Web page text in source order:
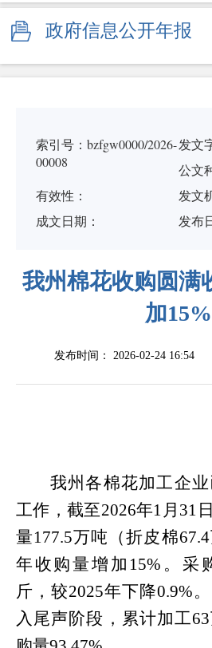
政府信息公开年报
索引号：bzfgw0000/2026-
00008
发文
公文
有效性：
发文
成文日期：
发布
我州棉花收购圆满
加15%
发布时间： 2026-02-24 16:54
我州各棉花加工企
工作，截至2026年1月31
量177.5万吨（折皮棉67.4
年收购量增加 15% 。采
斤，较2025年下降0.9%
入尾声阶段，累计加工63